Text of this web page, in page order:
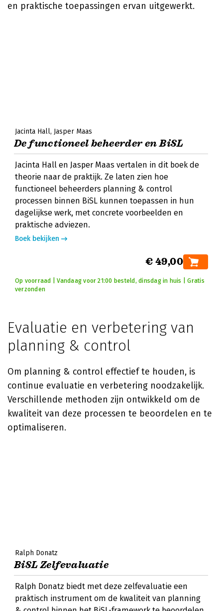
en praktische toepassingen ervan uitgewerkt.
Jacinta Hall Jasper Maas
De functioneel beheerder en BiSL
Jacinta Hall en Jasper Maas vertalen in dit boek de
theorie naar de praktijk. Ze laten zien hoe
functioneel beheerders planning & control
processen binnen BiSL kunnen toepassen in hun
dagelijkse werk, met concrete voorbeelden en
praktische adviezen.
Boek bekijken
€ 49,00
Op voorraad | Vandaag voor 21:00 besteld, dinsdag in huis | Gratis
verzonden
Evaluatie en verbetering van
planning & control
Om planning & control effectief te houden, is
continue evaluatie en verbetering noodzakelijk.
Verschillende methoden zijn ontwikkeld om de
kwaliteit van deze processen te beoordelen en te
optimaliseren.
Ralph Donatz
BiSL Zelfevaluatie
Ralph Donatz biedt met deze zelfevaluatie een
praktisch instrument om de kwaliteit van planning